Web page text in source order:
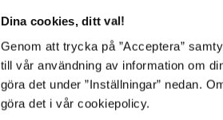
Dina cookies, ditt val!
Genom att trycka på ”Acceptera”
till vår användning av information om
göra det under ”Inställningar” nedan.
göra det i vår cookiepolicy.